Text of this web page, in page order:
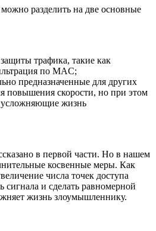
разделить на две основные
трафика, такие как
по MAC;
предназначенные для других
повышения скорости, но при этом
жизнь
в первой части. Но в нашем
косвенные меры. Как
числа точек доступа
сигнала и сделать равномерной
жизнь злоумышленнику.